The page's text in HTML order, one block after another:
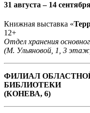
31 августа – 14
Книжная выставка «
12+
Отдел хранения
(М. Ульяновой, 1, 3
ФИЛИАЛ
БИБЛИОТЕКИ
(КОНЕВА, 6)